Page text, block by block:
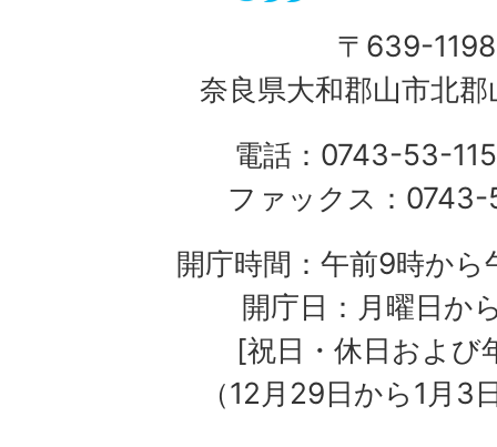
〒639-1198
奈良県大和郡山市北
電話：0743-53-
ファックス：
開庁時間：午前9時か
開庁日：月曜日か
[祝日・休日および
（12月29日から1月3